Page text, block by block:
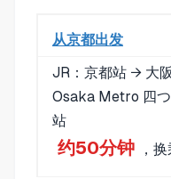
从京都出发
JR：京都站 → 大
Osaka Metro 四
站
约50分钟 ，